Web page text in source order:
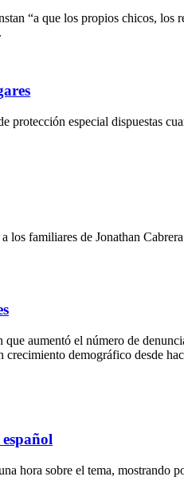
“a que los propios chicos,
protección especial dispuestas
familiares de Jonathan
aumentó el número de
crecimiento demográfico desde
hora sobre el tema, mostrando